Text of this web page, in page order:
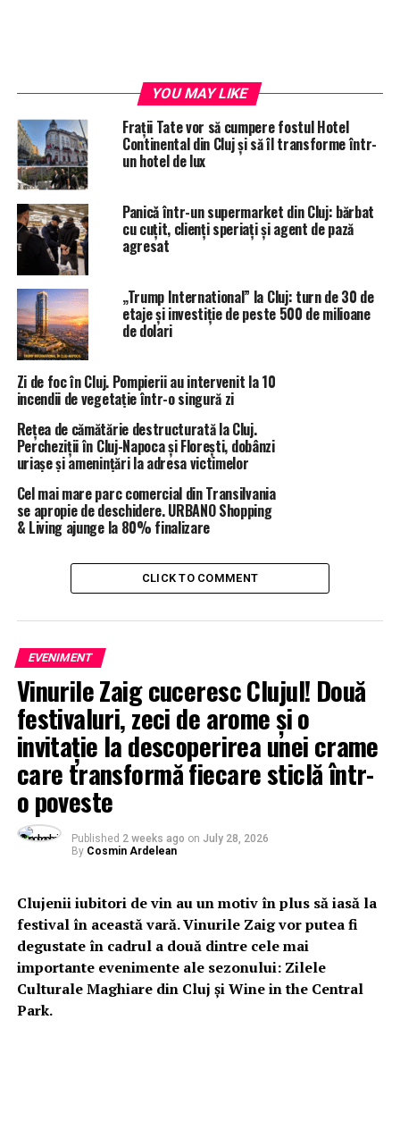
YOU MAY LIKE
Frații Tate vor să cumpere fostul Hotel
Continental din Cluj și să îl transforme într-
un hotel de lux
Panicǎ într-un supermarket din Cluj: bărbat
cu cuțit, clienți speriați și agent de pază
agresat
„Trump International” la Cluj: turn de 30 de
etaje și investiție de peste 500 de milioane
de dolari
Zi de foc în Cluj. Pompierii au intervenit la 10
incendii de vegetație într-o singură zi
Rețea de cămătărie destructurată la Cluj.
Percheziții în Cluj-Napoca și Florești, dobânzi
uriașe și amenințări la adresa victimelor
Cel mai mare parc comercial din Transilvania
se apropie de deschidere. URBANO Shopping
& Living ajunge la 80% finalizare
CLICK TO COMMENT
EVENIMENT
Vinurile Zaig cuceresc Clujul! Două
festivaluri, zeci de arome și o
invitație la descoperirea unei crame
care transformă fiecare sticlă într-
o poveste
Published 2 weeks ago on July 28, 2026
By Cosmin Ardelean
Clujenii iubitori de vin au un motiv în plus să iasă la
festival în această vară. Vinurile Zaig vor putea fi
degustate în cadrul a două dintre cele mai
importante evenimente ale sezonului: Zilele
Culturale Maghiare din Cluj și Wine in the Central
Park.